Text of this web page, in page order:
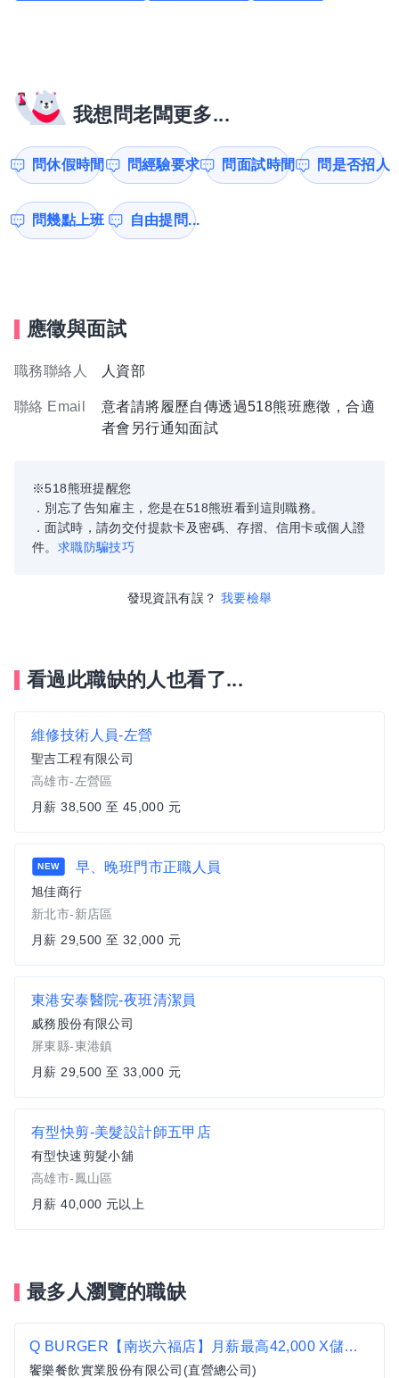
我想問老闆更多...
問休假時間 問經驗要求 問面試時間 問是否招人
問幾點上班 自由提問...
應徵與面試
職務聯絡人 人資部
聯絡 Email
意者請將履歷自傳透過518熊班應徵，合適
者會另行通知面試
※518熊班提醒您
．別忘了告知雇主，您是在518熊班看到這則職務。
．面試時，請勿交付提款卡及密碼、存摺、信用卡或個人證
件。 求職防騙技巧
發現資訊有誤？ 我要檢舉
看過此職缺的人也看了...
維修技術人員-左營
聖吉工程有限公司
高雄市-左營區
月薪 38,500 至 45,000 元
NEW 早、晚班門市正職人員
旭佳商行
新北市-新店區
月薪 29,500 至 32,000 元
東港安泰醫院-夜班清潔員
威務股份有限公司
屏東縣-東港鎮
月薪 29,500 至 33,000 元
有型快剪-美髮設計師五甲店
有型快速剪髮小舖
高雄市-鳳山區
月薪 40,000 元以上
最多人瀏覽的職缺
Q BURGER【南崁六福店】月薪最高42,000 X儲備幹部一頭班X 歡迎轉職、新鮮人加入
饗樂餐飲實業股份有限公司(直營總公司)